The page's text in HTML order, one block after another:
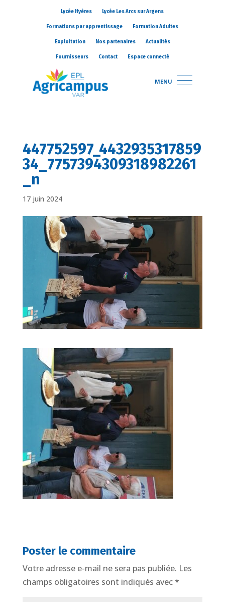
Lycée Hyères Lycée Les Arcs sur Argens
Formations par apprentissage Formation Adultes
Exploitation Nos partenaires Actualités
Fournisseurs Contact Espace connecté
MENU
447752597_4432935317859
34_7757394309318982261
_n
17 juin 2024
Poster le commentaire
Votre adresse e-mail ne sera pas publiée. Les
champs obligatoires sont indiqués avec*